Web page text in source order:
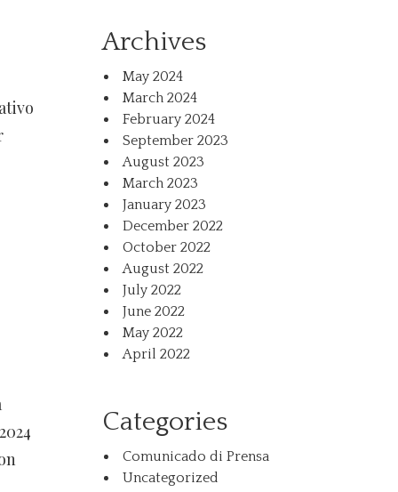
Archives
May 2024
March 2024
February 2024
September 2023
August 2023
March 2023
January 2023
December 2022
October 2022
August 2022
July 2022
June 2022
May 2022
April 2022
Categories
Comunicado di Prensa
Uncategorized